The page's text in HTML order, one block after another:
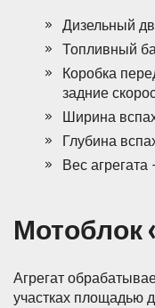
Дизельный
Топливный
Коробка
задние
Ширина
Глубина
Вес
Мотоблок
Агрегат
участках площадью